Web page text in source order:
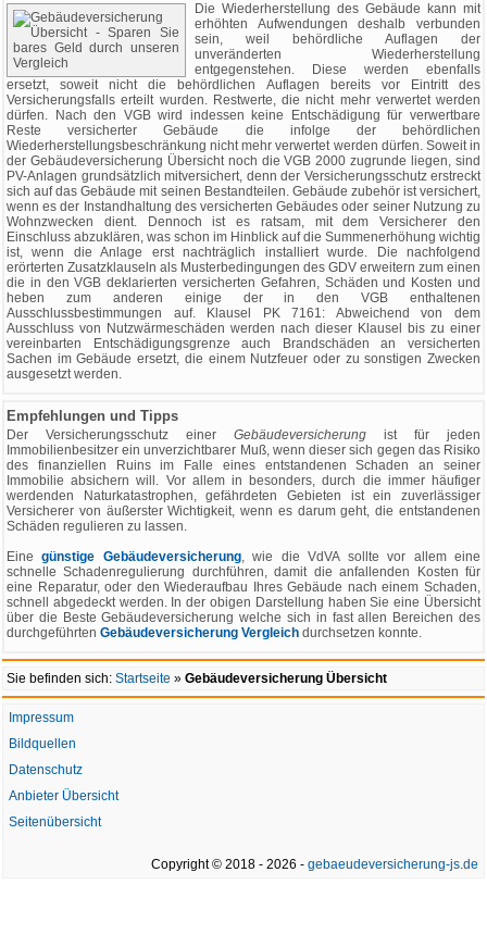
Die Wiederherstellung des Gebäude kann mit
erhöhten Aufwendungen deshalb verbunden
sein, weil behördliche Auflagen der
unveränderten Wiederherstellung
entgegenstehen. Diese werden ebenfalls
ersetzt, soweit nicht die behördlichen Auflagen bereits vor Eintritt des
Versicherungsfalls erteilt wurden. Restwerte, die nicht mehr verwertet werden
dürfen. Nach den VGB wird indessen keine Entschädigung für verwertbare
Reste versicherter Gebäude die infolge der behördlichen
Wiederherstellungsbeschränkung nicht mehr verwertet werden dürfen. Soweit in
der Gebäudeversicherung Übersicht noch die VGB 2000 zugrunde liegen, sind
PV-Anlagen grundsätzlich mitversichert, denn der Versicherungsschutz erstreckt
sich auf das Gebäude mit seinen Bestandteilen. Gebäude zubehör ist versichert,
wenn es der Instandhaltung des versicherten Gebäudes oder seiner Nutzung zu
Wohnzwecken dient. Dennoch ist es ratsam, mit dem Versicherer den
Einschluss abzuklären, was schon im Hinblick auf die Summenerhöhung wichtig
ist, wenn die Anlage erst nachträglich installiert wurde. Die nachfolgend
erörterten Zusatzklauseln als Musterbedingungen des GDV erweitern zum einen
die in den VGB deklarierten versicherten Gefahren, Schäden und Kosten und
heben zum anderen einige der in den VGB enthaltenen
Ausschlussbestimmungen auf. Klausel PK 7161: Abweichend von dem
Ausschluss von Nutzwärmeschäden werden nach dieser Klausel bis zu einer
vereinbarten Entschädigungsgrenze auch Brandschäden an versicherten
Sachen im Gebäude ersetzt, die einem Nutzfeuer oder zu sonstigen Zwecken
ausgesetzt werden.
Empfehlungen und Tipps
Der Versicherungsschutz einer Gebäudeversicherung ist für jeden
Immobilienbesitzer ein unverzichtbarer Muß, wenn dieser sich gegen das Risiko
des finanziellen Ruins im Falle eines entstandenen Schaden an seiner
Immobilie absichern will. Vor allem in besonders, durch die immer häufiger
werdenden Naturkatastrophen, gefährdeten Gebieten ist ein zuverlässiger
Versicherer von äußerster Wichtigkeit, wenn es darum geht, die entstandenen
Schäden regulieren zu lassen.
Einegünstige Gebäudeversicherung, wie die VdVA sollte vor allem eine
schnelle Schadenregulierung durchführen, damit die anfallenden Kosten für
eine Reparatur, oder den Wiederaufbau Ihres Gebäude nach einem Schaden,
schnell abgedeckt werden. In der obigen Darstellung haben Sie eine Übersicht
über die Beste Gebäudeversicherung welche sich in fast allen Bereichen des
durchgeführten Gebäudeversicherung Vergleich durchsetzen konnte.
Sie befinden sich: Startseite » Gebäudeversicherung Übersicht
Impressum
Bildquellen
Datenschutz
Anbieter Übersicht
Seitenübersicht
Copyright © 2018 - 2026 - gebaeudeversicherung-js.de